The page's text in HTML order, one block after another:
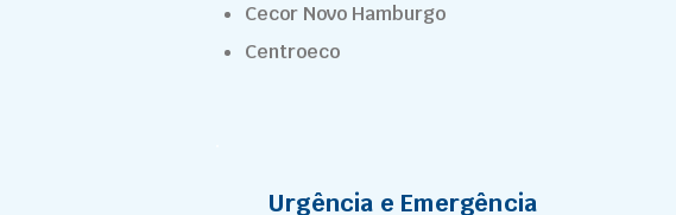
Cecor Novo Hamburgo
Centroeco
Urgência e Emergência